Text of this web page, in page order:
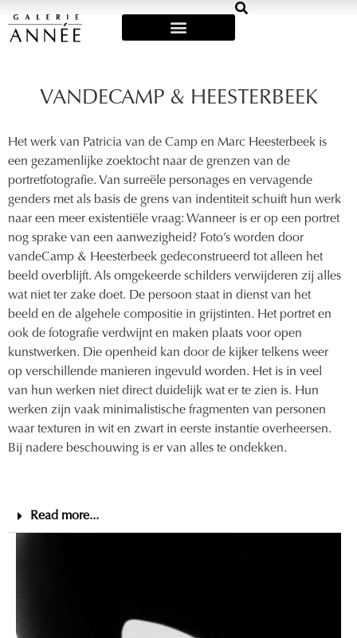
VANDECAMP & HEESTERBEEK
Het werk van Patricia van de Camp en Marc Heesterbeek is
een gezamenlijke zoektocht naar de grenzen van de
portretfotografie. Van surreële personages en vervagende
genders met als basis de grens van indentiteit schuift hun werk
naar een meer existentiële vraag: Wanneer is er op een portret
nog sprake van een aanwezigheid? Foto’s worden door
vandeCamp & Heesterbeek gedeconstrueerd tot alleen het
beeld overblijft. Als omgekeerde schilders verwijderen zij alles
wat niet ter zake doet. De persoon staat in dienst van het
beeld en de algehele compositie in grijstinten. Het portret en
ook de fotografie verdwijnt en maken plaats voor open
kunstwerken. Die openheid kan door de kijker telkens weer
op verschillende manieren ingevuld worden. Het is in veel
van hun werken niet direct duidelijk wat er te zien is. Hun
werken zijn vaak minimalistische fragmenten van personen
waar texturen in wit en zwart in eerste instantie overheersen.
Bij nadere beschouwing is er van alles te ondekken.
Read more...